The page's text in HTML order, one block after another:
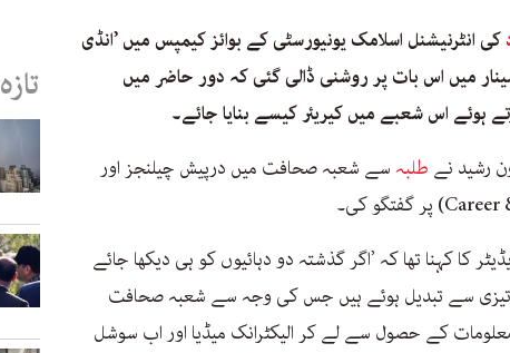
کی انٹرنیشنل اسلامک یونیورسٹی کے بوائز کیمپس میں ’انڈی
میں اس بات پر روشنی ڈالی گئی کہ دور حاضر میں
ہوئے اس شعبے میں کیریئر کیسے بنایا جائے۔
رشید نے طلبہسے شعبہ صحافت میں درپیش چیلنجز اور
کا کہنا تھا کہ ’اگر گذشتہ دو دہائیوں کو ہی دیکھا جائے
تیزی سے تبدیل ہوئے ہیں جس کی وجہ سے شعبہ صحافت
کے حصول سے لے کر الیکٹرانک میڈیا اور اب سوشل